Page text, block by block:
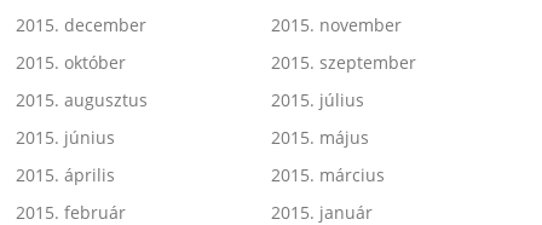
2015. december
2015. november
2015. október
2015. szeptember
2015. augusztus
2015. július
2015. június
2015. május
2015. április
2015. március
2015. február
2015. január